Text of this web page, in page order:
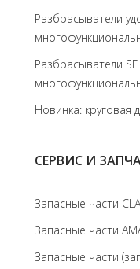
Разбрасыватели
Разбрасыватели
Новинка: круговая
СЕРВИС И
Запасные части
Запасные части
Запасные части